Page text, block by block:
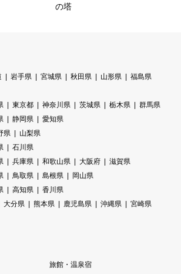
の塔
岩手県 宮城県 秋田県 山形県
福島県
東京都 神奈川県 茨城県 栃木県
群馬県
静岡県
愛知県
県
山梨県
石川県
兵庫県 和歌山県 大阪府
滋賀県
鳥取県 島根県
岡山県
高知県
香川県
大分県 熊本県 鹿児島県 沖縄県
宮崎県
旅館・温泉宿